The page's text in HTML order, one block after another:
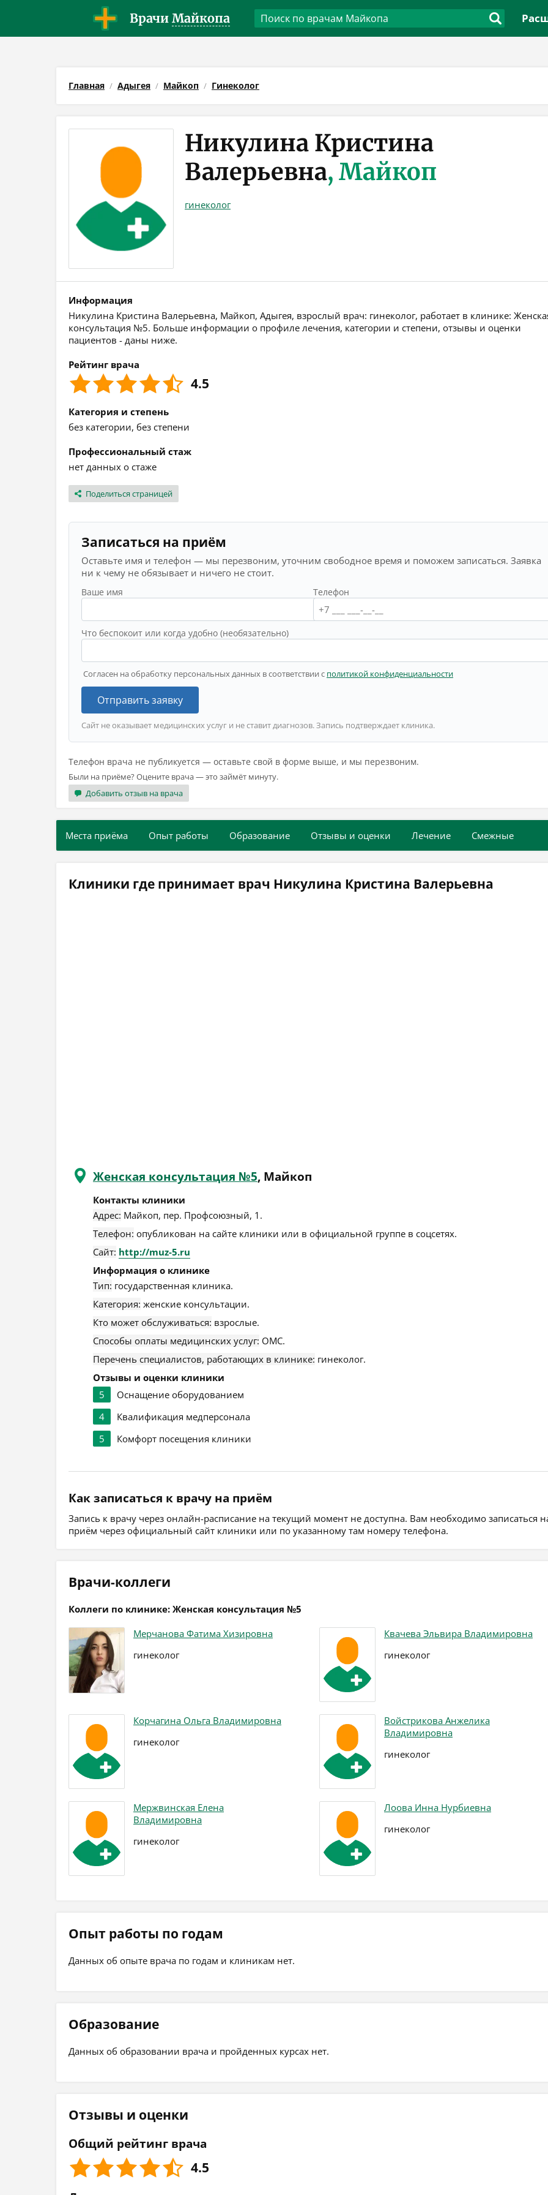
Врачи Майкопа
Главная Адыгея Майкоп Гинеколог
Никулина Кристина
Валерьевна, Майкоп
гинеколог
Информация
Никулина Кристина Валерьевна, Майкоп, Адыгея, взрослый врач: гинеколог, работает в клинике:
консультация №5. Больше информации о профиле лечения, категории и степени, отзывы и оценки
пациентов - даны ниже.
Рейтинг врача
4.5
Категория и степень
без категории, без степени
Профессиональный стаж
нет данных о стаже
Поделиться страницей
Записаться на приём
Оставьте имя и телефон — мы перезвоним, уточним свободное время и поможем записаться. Заявка
ни к чему не обязывает и ничего не стоит.
Ваше имя Телефон
Что беспокоит или когда удобно (необязательно)
Согласен на обработку персональных данных в соответствии с политикой конфиденциальности
Отправить заявку
Сайт не оказывает медицинских услуг и не ставит диагнозов. Запись подтверждает клиника.
Телефон врача не публикуется — оставьте свой в форме выше, и мы перезвоним.
Были на приёме? Оцените врача — это займёт минуту.
Добавить отзыв на врача
Места приёма Опыт работы Образование Отзывы и оценки Лечение Смежные
Клиники где принимает врач Никулина Кристина Валерьевна
Женская консультация №5, Майкоп
Контакты клиники
Адрес: Майкоп, пер. Профсоюзный, 1 .
Телефон: опубликован на сайте клиники или в официальной группе в соцсетях.
Сайт: http://muz-5.ru
Информация о клинике
Тип: государственная клиника.
Категория: женские консультации.
Кто может обслуживаться: взрослые.
Способы оплаты медицинских услуг: ОМС.
Перечень специалистов, работающих в клинике: гинеколог.
Отзывы и оценки клиники
5
Оснащение оборудованием
4
Квалификация медперсонала
5
Комфорт посещения клиники
Как записаться к врачу на приём
Запись к врачу через онлайн-расписание на текущий момент не доступна. Вам необходимо записаться
приём через официальный сайт клиники или по указанному там номеру телефона.
Врачи-коллеги
Коллеги по клинике: Женская консультация №5
Мерчанова Фатима Хизировна
гинеколог
Квачева Эльвира Владимировна
гинеколог
Корчагина Ольга Владимировна
гинеколог
Войстрикова Анжелика
Владимировна
гинеколог
Мержвинская Елена
Владимировна
гинеколог
Лоова Инна Нурбиевна
гинеколог
Опыт работы по годам
Данных об опыте врача по годам и клиникам нет.
Образование
Данных об образовании врача и пройденных курсах нет.
Отзывы и оценки
Общий рейтинг врача
4.5